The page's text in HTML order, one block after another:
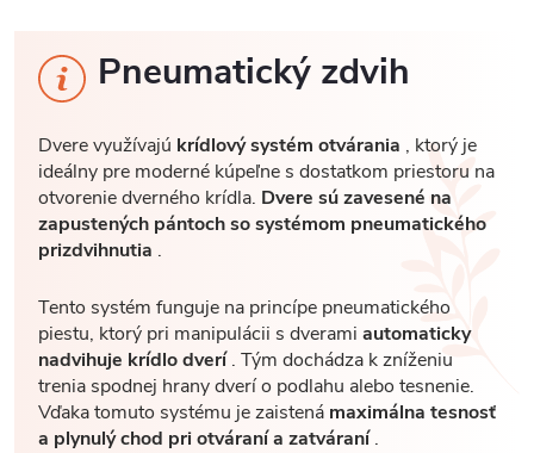
Pneumatický zdvih
Dvere využívajú krídlový systém otvárania , ktorý je
ideálny pre moderné kúpeľne s dostatkom priestoru na
otvorenie dverného krídla. Dvere sú zavesené na
zapustených pántoch so systémom pneumatického
prizdvihnutia .
Tento systém funguje na princípe pneumatického
piestu, ktorý pri manipulácii s dverami automaticky
nadvihuje krídlo dverí. Tým dochádza k zníženiu
trenia spodnej hrany dverí o podlahu alebo tesnenie.
Vďaka tomuto systému je zaistená maximálna tesnosť
a plynulý chod pri otváraní a zatváraní.